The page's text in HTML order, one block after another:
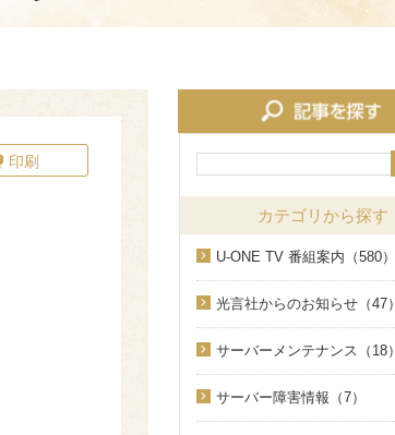
印刷
カテゴリから探す
U-ONE TV 番組案内（580）
光言社からのお知らせ（47）
サーバーメンテナンス（18）
サーバー障害情報（7）